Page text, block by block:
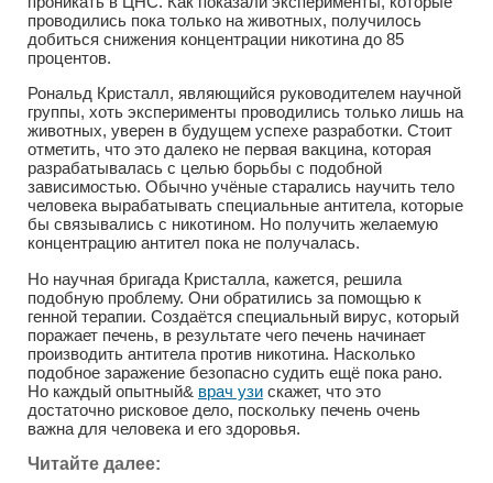
проводились пока только на животных, получилось
добиться снижения концентрации никотина до 85
процентов.
Рональд Кристалл, являющийся руководителем научной
группы, хоть эксперименты проводились только лишь на
животных, уверен в будущем успехе разработки. Стоит
отметить, что это далеко не первая вакцина, которая
разрабатывалась с целью борьбы с подобной
зависимостью. Обычно учёные старались научить тело
человека вырабатывать специальные антитела, которые
бы связывались с никотином. Но получить желаемую
концентрацию антител пока не получалась.
Но научная бригада Кристалла, кажется, решила
подобную проблему. Они обратились за помощью к
генной терапии. Создаётся специальный вирус, который
поражает печень, в результате чего печень начинает
производить антитела против никотина. Насколько
подобное заражение безопасно судить ещё пока рано.
Но каждый опытный& врач узи скажет, что это
достаточно рисковое дело, поскольку печень очень
важна для человека и его здоровья.
Читайте далее: